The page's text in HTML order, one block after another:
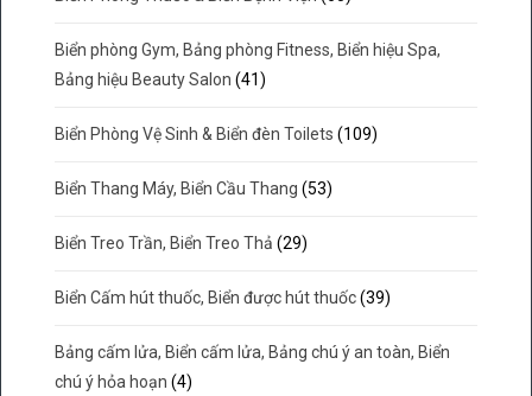
Biển phòng Gym, Bảng phòng Fitness, Biển hiệu Spa,
Bảng hiệu Beauty Salon (41)
Biển Phòng Vệ Sinh & Biển đèn Toilets (109)
Biển Thang Máy, Biển Cầu Thang (53)
Biển Treo Trần, Biển Treo Thả (29)
Biển Cấm hút thuốc, Biển được hút thuốc (39)
Bảng cấm lửa, Biển cấm lửa, Bảng chú ý an toàn, Biển
chú ý hỏa hoạn (4)